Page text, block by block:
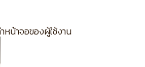
น้าจอของผู้ใช้งาน